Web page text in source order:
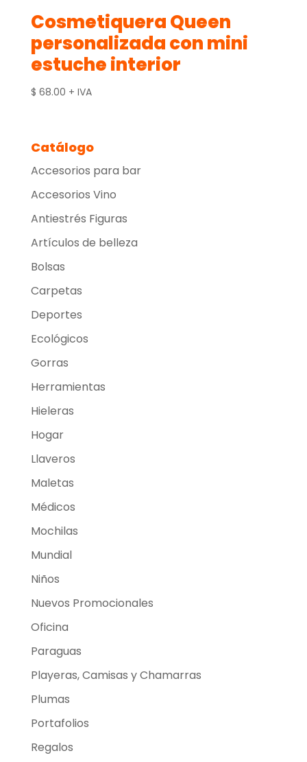
Cosmetiquera Queen
personalizada con mini
estuche interior
$ 68.00 + IVA
Catálogo
Accesorios para bar
Accesorios Vino
Antiestrés Figuras
Artículos de belleza
Bolsas
Carpetas
Deportes
Ecológicos
Gorras
Herramientas
Hieleras
Hogar
Llaveros
Maletas
Médicos
Mochilas
Mundial
Niños
Nuevos Promocionales
Oficina
Paraguas
Playeras, Camisas y Chamarras
Plumas
Portafolios
Regalos